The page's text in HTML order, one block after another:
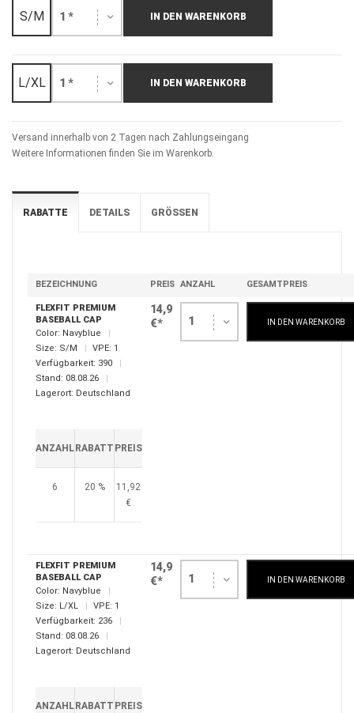
S/M 1 * IN DEN WARENKORB
L/XL 1 * IN DEN WARENKORB
Versand innerhalb von 2 Tagen nach Zahlungseingang
Weitere Informationen finden Sie im Warenkorb.
RABATTE DETAILS GRÖSSEN
BEZEICHNUNG PREIS ANZAHL GESAMTPREIS
FLEXFIT PREMIUM
BASEBALL CAP
Color: Navyblue
Size: S/M VPE: 1
Verfügbarkeit: 390
Stand: 08.08.26
Lagerort: Deutschland
ANZAHL RABATT PREIS
6 20 %
11,92
€
14,9
€*
1 IN DEN WARENKORB
FLEXFIT PREMIUM
BASEBALL CAP
Color: Navyblue
Size: L/XL VPE: 1
Verfügbarkeit: 236
Stand: 08.08.26
Lagerort: Deutschland
ANZAHL RABATT PREIS
14,9
€*
1 IN DEN WARENKORB